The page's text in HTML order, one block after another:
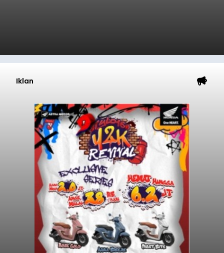
Iklan
Mulai Diterapkan, Pelabuhan
Ketapang dan Gilimanuk
Resmi Disterilisasi
balitribune.co.id | Negara- Sterilisasi kini telah
diterapkan secara penuh pada pelabuhan di
lintas Ketapang-Gilimanuk. Sterilisasi pelabuhan
ini secara serentak diimplementasikan bersama
empat pelabuhan utama lainnya, yakni
Pelabuhan Merak, Bakauheni, Kayangan, dan
Lembar pada Rabu (5/8/2026).
Jembrana